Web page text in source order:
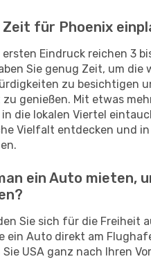
Zeit für Phoenix
ersten Eindruck reichen 3
Sie genug Zeit, um die
zu besichtigen
genießen. Mit etwas
die lokalen Viertel
Vielfalt entdecken und in
ein Auto mieten,
Sie sich für die Freiheit
ein Auto direkt am
USA ganz nach Ihren